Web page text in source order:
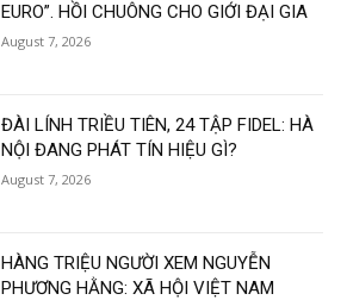
EURO”. HỒI CHUÔNG CHO GIỚI ĐẠI GIA
August 7, 2026
ĐÀI LÍNH TRIỀU TIÊN, 24 TẬP FIDEL: HÀ
NỘI ĐANG PHÁT TÍN HIỆU GÌ?
August 7, 2026
HÀNG TRIỆU NGƯỜI XEM NGUYỄN
PHƯƠNG HẰNG: XÃ HỘI VIỆT NAM